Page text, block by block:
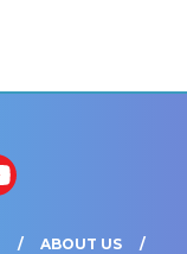
ABOUT US